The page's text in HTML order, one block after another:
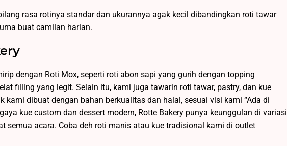
rasa rotinya standar dan ukurannya agak kecil dibandingkan roti tawar
buat camilan harian.
dengan Roti Mox, seperti roti abon sapi yang gurih dengan topping
filling yang legit. Selain itu, kami juga tawarin roti tawar, pastry, dan kue
kami dibuat dengan bahan berkualitas dan halal, sesuai visi kami “Ada di
kue custom dan dessert modern, Rotte Bakery punya keunggulan di variasi
semua acara. Coba deh roti manis atau kue tradisional kami di outlet